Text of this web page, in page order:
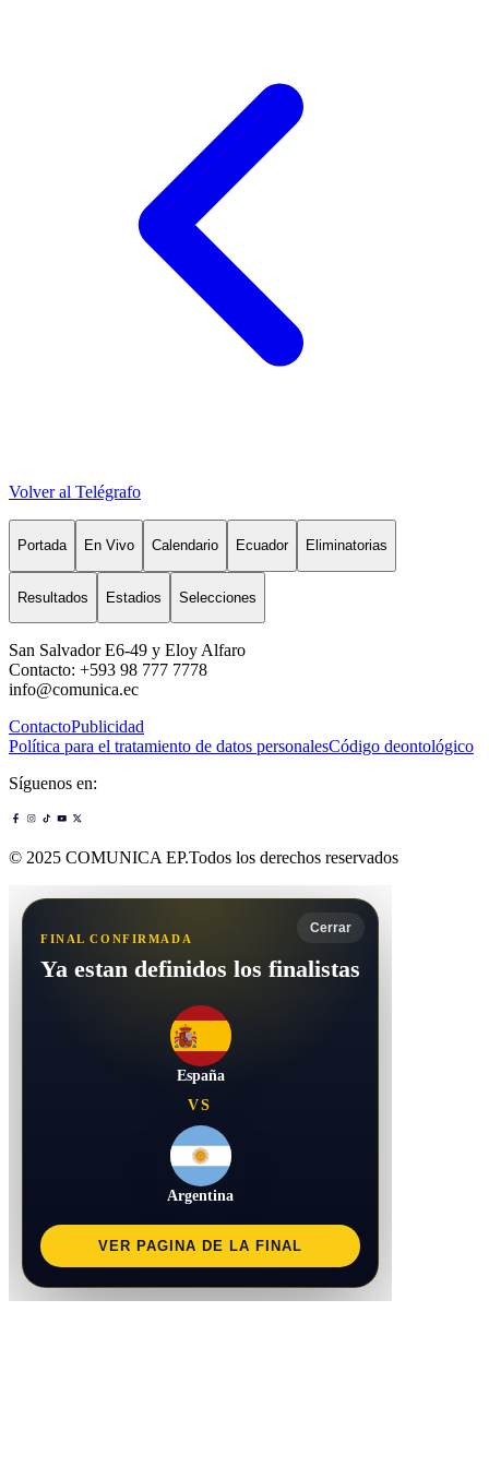
Volver al Telégrafo
Portada En Vivo Calendario Ecuador Eliminatorias
Resultados Estadios Selecciones
San Salvador E6-49 y Eloy Alfaro
Contacto: +593 98 777 7778
info@comunica.ec
ContactoPublicidad
Política para el tratamiento de datos personalesCódigo deontológico
Síguenos en:
© 2025 COMUNICA EP.Todos los derechos reservados
Cerrar
FINAL CONFIRMADA
Ya estan definidos los finalistas
España
VS
Argentina
VER PAGINA DE LA FINAL